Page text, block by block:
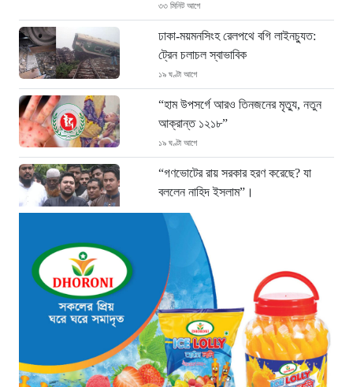
৩৩ মিনিট আগে
ঢাকা-ময়মনসিংহ রেলপথে বগি লাইনচ্যুত:
ট্রেন চলাচল স্বাভাবিক
১৯ ঘণ্টা আগে
“হাম উপসর্গে আরও তিনজনের মৃত্যু, নতুন
আক্রান্ত ১২১৮”
১৯ ঘণ্টা আগে
“গণভোটের রায় সরকার হরণ করেছে? যা
বললেন নাহিদ ইসলাম”।
১৯ ঘণ্টা আগে
শেখ হাসিনা গণতন্ত্রের নাম করে
প্রতিষ্ঠানগুলো ধ্বংস করেছেন: মির্জা ফখরুল
২০ ঘণ্টা আগে
থাইল্যান্ডে ভয়াবহ বন্দুক হামলা: দাদা-দাদিসহ
স্কুলে আরও ৭ জনকে হত্যা
২০ ঘণ্টা আগে
সিলেটে দুই বাসের ভয়াবহ সংঘর্ষ: ঝরে গেল